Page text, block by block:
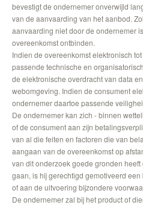
bevestigt de ondernemer onverwijld
van de aanvaarding van het aanbod.
aanvaarding niet door de ondernemer
overeenkomst ontbinden.
Indien de overeenkomst elektronisch
passende technische en
de elektronische overdracht van data
webomgeving. Indien de consument
ondernemer daartoe passende
De ondernemer kan zich - binnen
of de consument aan zijn
van al die feiten en factoren die van
aangaan van de overeenkomst op
van dit onderzoek goede gronden
gaan, is hij gerechtigd gemotiveerd
of aan de uitvoering bijzondere
De ondernemer zal bij het product of